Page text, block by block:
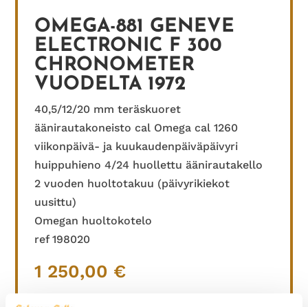
OMEGA-881 GENEVE
ELECTRONIC F 300
CHRONOMETER
VUODELTA 1972
40,5/12/20 mm teräskuoret
äänirautakoneisto cal Omega cal 1260
viikonpäivä- ja kuukaudenpäiväpäivyri
huippuhieno 4/24 huollettu äänirautakello
2 vuoden huoltotakuu (päivyrikiekot
uusittu)
Omegan huoltokotelo
ref 198020
1 250,00 €